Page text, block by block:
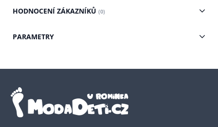
HODNOCENÍ ZÁKAZNÍKŮ (0)
PARAMETRY